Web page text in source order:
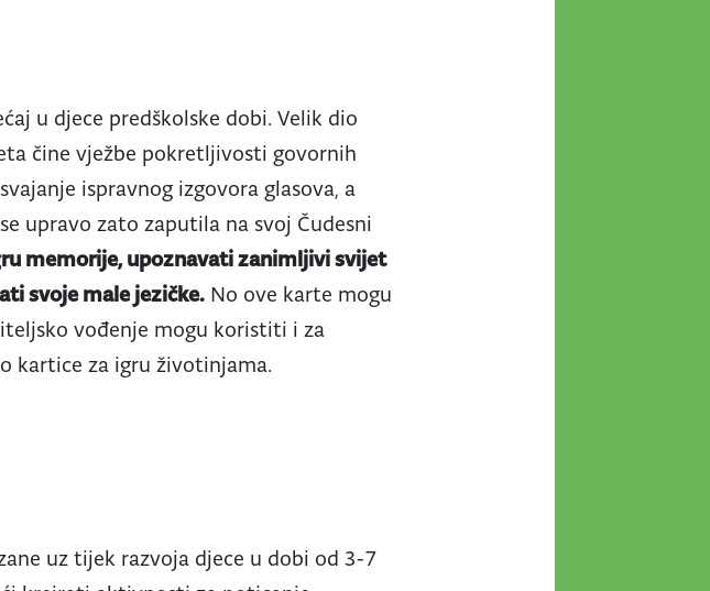
u djece predškolske dobi. Velik dio
čine vježbe pokretljivosti govornih
ispravnog izgovora glasova, a
upravo zato zaputila na svoj Čudesni
memorije, upoznavati zanimljivi svijet
svoje male jezičke. No ove karte mogu
vođenje mogu koristiti i za
kartice za igru životinjama.
uz tijek razvoja djece u dobi od 3-7